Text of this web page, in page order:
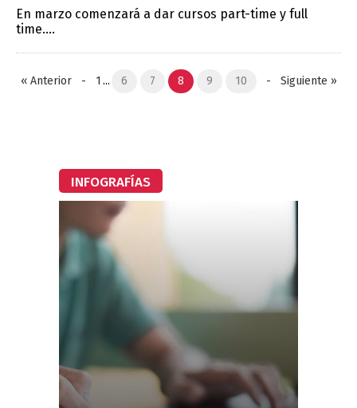
En marzo comenzará a dar cursos part-time y full
time....
« Anterior- 1 ... 6 7 8 9 10 - Siguiente »
INFOGRAFÍAS